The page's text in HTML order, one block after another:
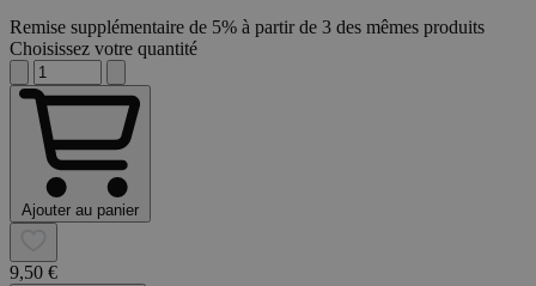
Remise supplémentaire de 5% à partir de 3 des mêmes produits
Choisissez votre quantité
Ajouter au panier
9,50 €